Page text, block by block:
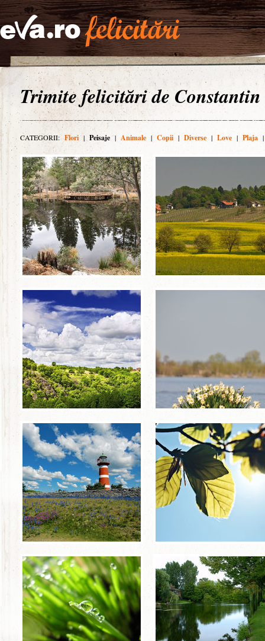
Trimite felicitări de
CATEGORII: Flori | Peisaje | Animale | Copii | Diverse | Love | Plaja |